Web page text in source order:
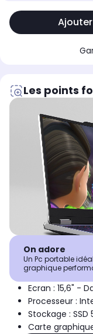
Les points
On adore
Un Pc portable
graphique
Ecran : 15,6" -
Processeur :
Stockage : SSD
Carte